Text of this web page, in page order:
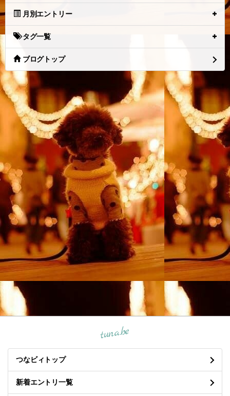
月別エントリー
タグ一覧
ブログトップ
tuna.be
つなビィトップ
新着エントリ一覧